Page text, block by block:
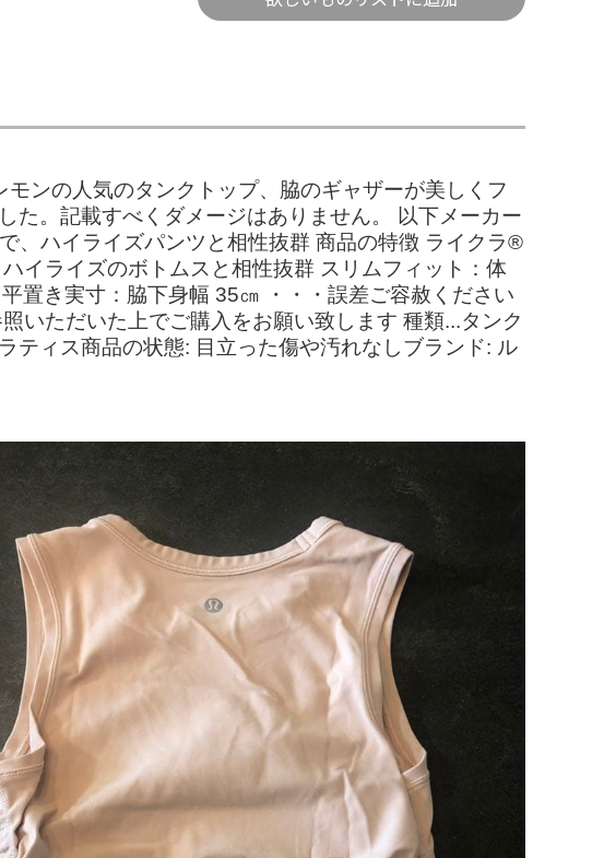
ンの人気のタンクトップ、脇のギャザーが美しくフ
た。記載すべくダメージはありません。 以下メーカー
、ハイライズパンツと相性抜群 商品の特徴 ライクラ®
イライズのボトムスと相性抜群 スリムフィット：体
置き実寸：脇下身幅 35㎝ ・・・誤差ご容赦ください
いただいた上でご購入をお願い致します 種類...タンク
ティス商品の状態: 目立った傷や汚れなしブランド: ル